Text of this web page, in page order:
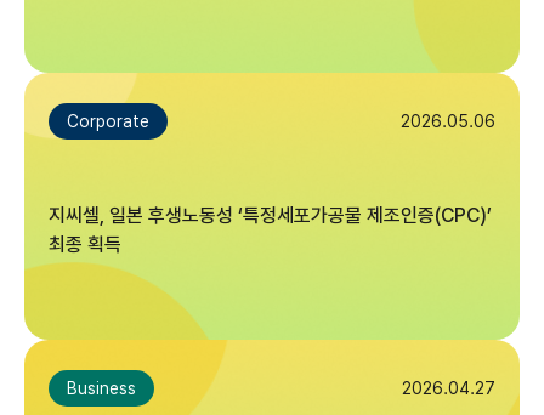
Corporate 2026.05.06
지씨셀, 일본 후생노동성 ‘특정세포가공물 제조인증(CPC)’
최종 획득
Business 2026.04.27